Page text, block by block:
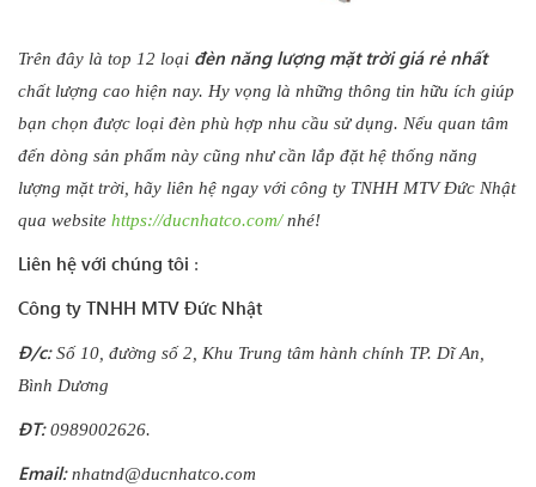
Trên đây là top 12 loại đèn năng lượng mặt trời giá rẻ nhất
chất lượng cao hiện nay. Hy vọng là những thông tin hữu ích giúp
bạn chọn được loại đèn phù hợp nhu cầu sử dụng. Nếu quan tâm
đến dòng sản phẩm này cũng như cần lắp đặt hệ thống năng
lượng mặt trời, hãy liên hệ ngay với công ty TNHH MTV Đức Nhật
qua website https://ducnhatco.com/nhé!
Liên hệ với chúng tôi :
Công ty TNHH MTV Đức Nhật
Đ/c:Số 10, đường số 2, Khu Trung tâm hành chính TP. Dĩ An,
Bình Dương
ĐT:0989002626.
Email: nhatnd@ducnhatco.com